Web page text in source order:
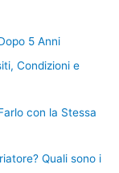
5 Anni
Condizioni e
con la Stessa
Quali sono i